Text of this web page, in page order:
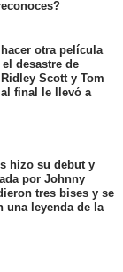
otra película
desastre de
Scott y Tom
final le llevó a
hizo su debut y
por Johnny
tres bises y se
una leyenda de la